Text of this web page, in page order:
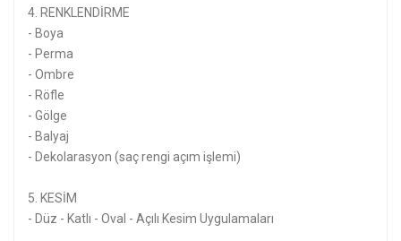
4. RENKLENDİRME
- Boya
- Perma
- Ombre
- Röfle
- Gölge
- Balyaj
- Dekolarasyon (saç rengi açım işlemi)
5. KESİM
- Düz - Katlı - Oval - Açılı Kesim Uygulamaları